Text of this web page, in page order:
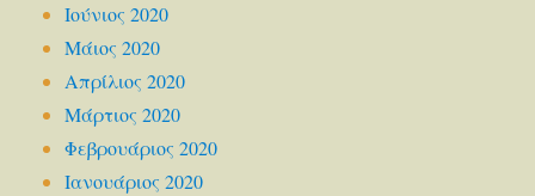
Ιούνιος 2020
Μάιος 2020
Απρίλιος 2020
Μάρτιος 2020
Φεβρουάριος 2020
Ιανουάριος 2020